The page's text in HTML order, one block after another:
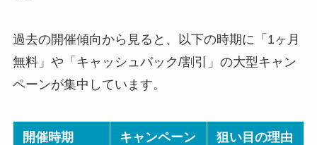
過去の開催傾向から見ると、以下の時期に「1ヶ月
無料」や「キャッシュバック/割引」の大型キャン
ペーンが集中しています。
開催時期
キャンペーン
狙い目の理由